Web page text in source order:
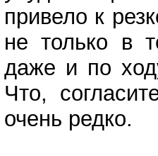
привело к
не только в
даже и по
Что,
очень редко.